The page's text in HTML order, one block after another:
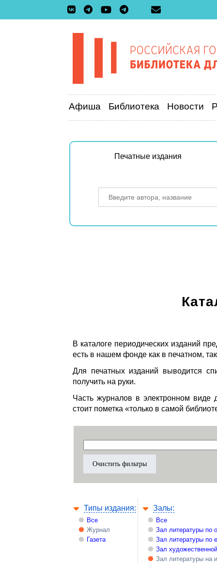
Афиша Библиотека Новости
Печатные издания
В каталоге периодических изданий
есть в нашем фонде как в печатном,
Для печатных изданий выводится
получить на руки.
Часть журналов в электронном виде
стоит пометка «только в самой
Типы издания:
Все
Журнал
Газета
Залы:
Все
Зал литературы по
Зал литературы по
Зал
Зал литературы на